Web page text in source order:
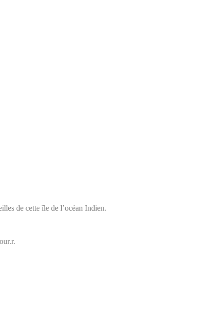
de cette île de l’océan Indien.